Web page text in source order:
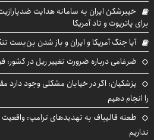
خیبرشکن ایران به سامانه هدایت
برای پاتریوت و تاد آمریکا
آیا جنگ آمریکا و ایران و باز شدن بن‌بست
ضرغامی درباره ضرورت تغییر ریل در
پزشکیان: اگر در خیابان مشکلی وجود دارد
را انجام دهیم
طعنه قالیباف به تهدیدهای ترامپ: واقعیت
نداریم